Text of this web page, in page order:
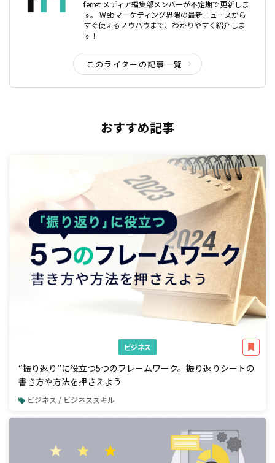
ferret メディア編集部メンバーが不定期で更新しま
す。 Webマーケティング界隈の最新ニュースから
すぐ使えるノウハウまで、わかりやすく紹介しま
す！
このライターの記事一覧
おすすめ記事
ビジネス
“振り返り”に役立つ5つのフレームワーク。振り返りシートの
書き方や方法を押さえよう
ビジネス / ビジネススキル